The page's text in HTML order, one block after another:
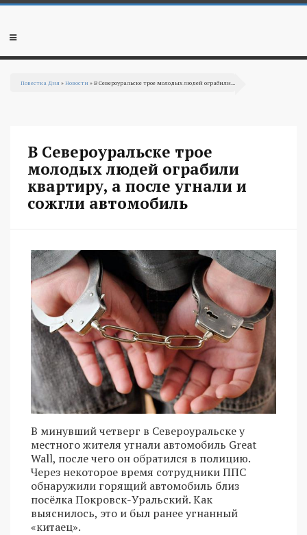
Перейти к основному содержанию
Мобильное
Повестка Дня »Новости » В Североуральске трое молодых людей ограбили...
В Североуральске трое
молодых людей ограбили
квартиру, а после угнали и
сожгли автомобиль
В минувший четверг в Североуральске у
местного жителя угнали автомобиль Great
Wall, после чего он обратился в полицию.
Через некоторое время сотрудники ППС
обнаружили горящий автомобиль близ
посёлка Покровск-Уральский. Как
выяснилось, это и был ранее угнанный
«китаец».